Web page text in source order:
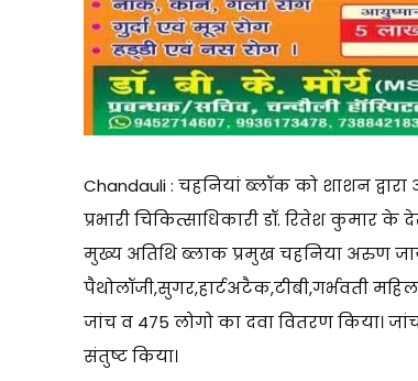
Chandauli : चहनियां ब्लॉक को शाशन
प्रभारी चिकित्साधिकारी डॉ. रितेश
मुख्य अतिथि ब्लाक प्रमुख चहनिया अरुण
पैथोलॉजी,सुगर,हार्टअटैक,टीबी,गर्भवती
जांच व 475 लोगो का दवा वितरण किया।
संतुष्ट किया।